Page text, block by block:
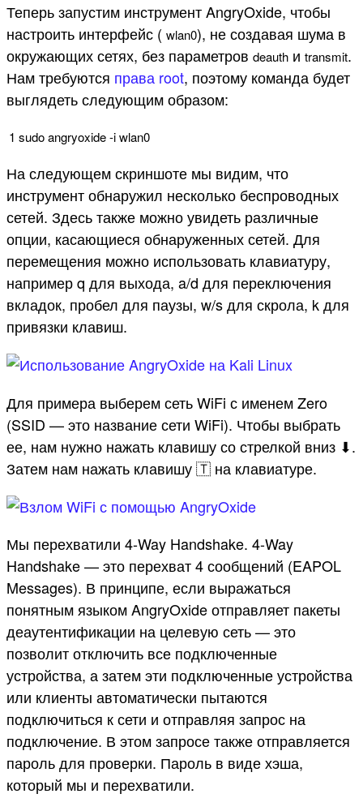
Теперь запустим инструмент AngryOxide, чтобы
настроить интерфейс ( wlan0), не создавая шума в
окружающих сетях, без параметров deauth и transmit.
Нам требуются права root, поэтому команда будет
выглядеть следующим образом:
1 sudoangryoxide-iwlan0
На следующем скриншоте мы видим, что
инструмент обнаружил несколько беспроводных
сетей. Здесь также можно увидеть различные
опции, касающиеся обнаруженных сетей. Для
перемещения можно использовать клавиатуру,
например q для выхода, a/d для переключения
вкладок, пробел для паузы, w/s для скрола, k для
привязки клавиш.
Для примера выберем сеть WiFi с именем Zero
(SSID — это название сети WiFi). Чтобы выбрать
ее, нам нужно нажать клавишу со стрелкой вниз ⬇.
Затем нам нажать клавишу 🇹 на клавиатуре.
Мы перехватили 4-Way Handshake. 4-Way
Handshake — это перехват 4 сообщений (EAPOL
Messages). В принципе, если выражаться
понятным языком AngryOxide отправляет пакеты
деаутентификации на целевую сеть — это
позволит отключить все подключенные
устройства, а затем эти подключенные устройства
или клиенты автоматически пытаются
подключиться к сети и отправляя запрос на
подключение. В этом запросе также отправляется
пароль для проверки. Пароль в виде хэша,
который мы и перехватили.